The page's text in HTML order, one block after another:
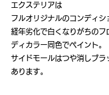
エクステリアは
フルオリジナルのコンディシ
経年劣化で白くなりがちのフ
ディカラー同色でペイント。
サイドモールはつや消しブラ
あります。